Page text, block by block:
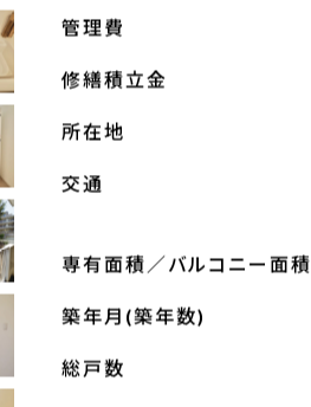
管理費
修繕積立金
所在地
交通
専有面積／バルコニー面積
築年月(築年数)
総戸数